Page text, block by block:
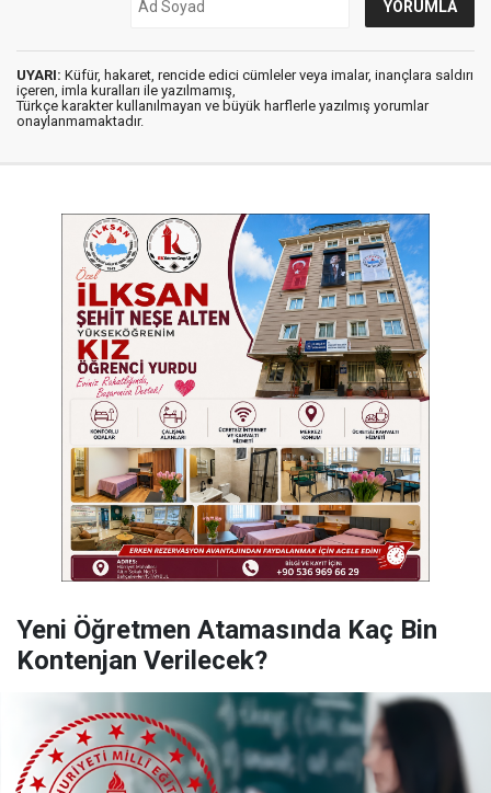
UYARI: Küfür, hakaret, rencide edici cümleler veya imalar, inançlara saldırı
içeren, imla kuralları ile yazılmamış,
Türkçe karakter kullanılmayan ve büyük harflerle yazılmış yorumlar
onaylanmamaktadır.
Yeni Öğretmen Atamasında Kaç Bin
Kontenjan Verilecek?